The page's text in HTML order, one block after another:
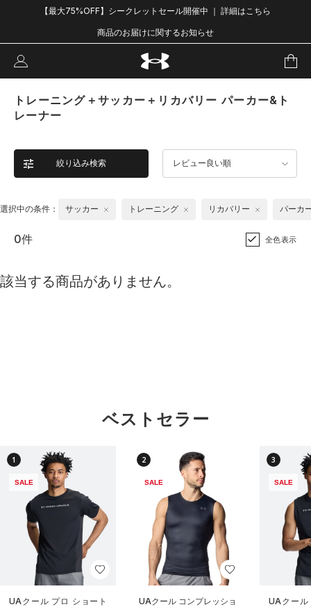
【最大75%OFF】シークレットセール開催中 ｜ 詳細はこちら
商品のお届けに関するお知らせ
トレーニング＋サッカー＋リカバリー パーカー&ト
レーナー
絞り込み検索 レビュー良い順
選択中の条件： サッカー トレーニング リカバリー パーカ
0件 全色表示
該当する商品がありません。
ベストセラー
1
SALE
UAクール プロ ショート
2
SALE
UAクール コンプレッショ
3
SALE
UAクール